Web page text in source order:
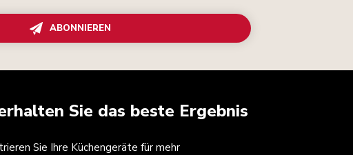
ABONNIEREN
Sie das beste Ergebnis
Sie Ihre Küchengeräte für mehr